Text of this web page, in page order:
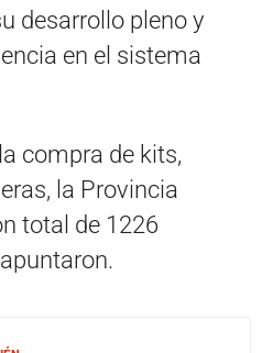
desarrollo pleno y
en el sistema
compra de kits,
la Provincia
total de 1226